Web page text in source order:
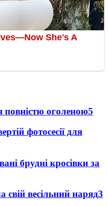
повністю оголеною5
фотосесії для
брудні кросівки за
свій весільний наряд3